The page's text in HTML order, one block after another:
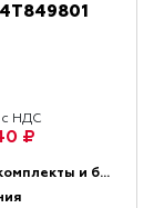
с НДС
₽
Ремкомплекты и быстро изнашивающиеся резиновые части (БИРЧ)